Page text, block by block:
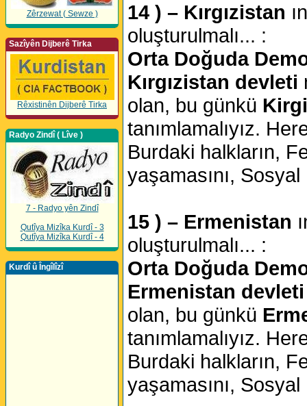
Zêrzewat ( Sewze )
Sazîyên Dijberê Tirka
Rêxistinên Dijberê Tirka
Radyo Zindî ( Lîve )
7 - Radyo yên Zindî
Qutîya Mizîka Kurdî - 3
Qutîya Mizîka Kurdî - 4
Kurdî û Îngîlîzî
14 ) – Kırgızistan
oluşturulmalı... :
Orta Doğuda
Kırgızistan devleti
olan, bu günkü
tanımlamalıyız.
Burdaki halkların,
yaşamasını,
15 ) – Ermenistan
oluşturulmalı... :
Orta Doğuda
Ermenistan devleti
olan, bu günkü
tanımlamalıyız.
Burdaki halkların,
yaşamasını,